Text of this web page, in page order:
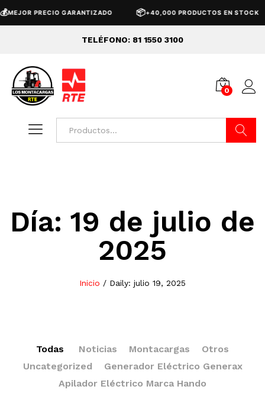
MEJOR PRECIO GARANTIZADO 📦+40,000 PRODUCTOS EN STOCK
TELÉFONO: 81 1550 3100
0
Día: 19 de julio de
2025
Inicio / Daily: julio 19, 2025
Todas Noticias Montacargas
Otros
Uncategorized
Generador Eléctrico Generax
Apilador Eléctrico Marca Hando